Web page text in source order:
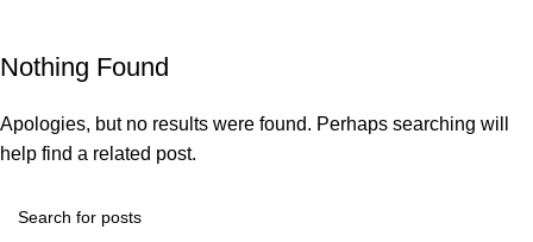
Nothing Found
Apologies, but no results were found. Perhaps searching will
help find a related post.